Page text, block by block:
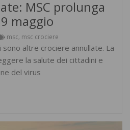
MSC prolunga
maggio
msc, msc crociere
sono altre crociere annullate. La
la salute dei cittadini e
del virus